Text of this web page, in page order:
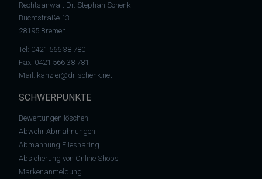
Rechtsanwalt Dr. Stephan Schenk
Buchtstraße 13
28195 Bremen
Tel: 0421 566 38 780
Fax: 0421 566 38 781
Mail: kanzlei@dr-schenk.net
SCHWERPUNKTE
Bewertungen löschen
Abwehr Abmahnungen
Abmahnung Filesharing
Absicherung von Online Shops
Markenanmeldung